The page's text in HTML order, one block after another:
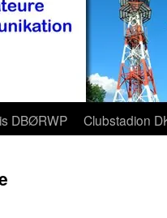
DBØRWP Clubstadion